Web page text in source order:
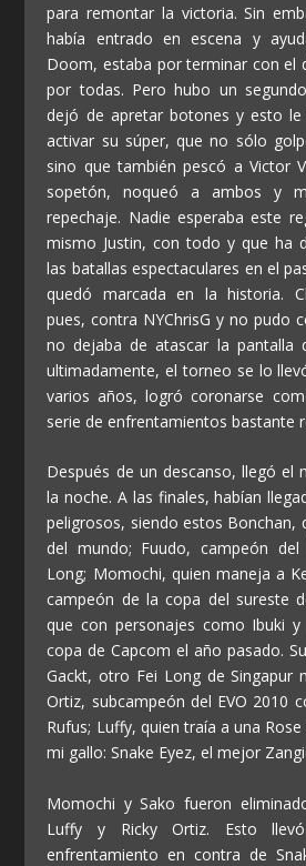
para remontar la victoria. Sin
había entrado en escena y
Doom, estaba por terminar con el
por todas. Pero hubo un
dejó de apretar botones y esto le
activar su súper, que no sólo
sino que también pescó a Victor
sopetón, noqueó a ambos y
repechaje. Nadie esperaba este
mismo Justin, con todo y que ha
las batallas espectaculares en el
quedó marcada en la historia.
pues, contra NYChrisG y no pudo
no dejaba de atascar la pantalla
ultimadamente, el torneo se lo
varios años, logró coronarse
serie de enfrentamientos bastante
Después de un descanso, llegó el
la noche. A las finales, habían
peligrosos, siendo estos Bonchan,
del mundo; Fuudo, campeón
Long; Momochi, quien maneja a
campeón de la copa del sureste
que con personajes como Ibuki
copa de Capcom el año pasado.
Gackt, otro Fei Long de Singapur
Ortiz, subcampeón del EVO 2010
Rufus; Luffy, quien traía a una
mi gallo: Snake Eyez, el mejor
Momochi y Sako fueron
Luffy y Ricky Ortiz. Esto
enfrentamiento en contra de